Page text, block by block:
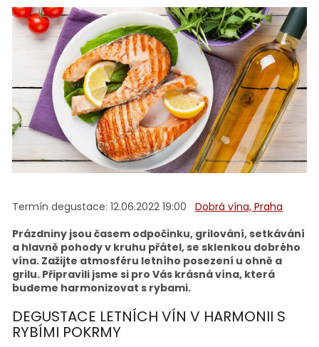
Termín degustace: 12.06.2022 19:00 Dobrá vína, Praha
Prázdniny jsou časem odpočinku, grilování, setkávání
a hlavně pohody v kruhu přátel, se sklenkou dobrého
vína. Zažijte atmosféru letního posezení u ohně a
grilu. Připravili jsme si pro Vás krásná vína, která
budeme harmonizovat s rybami.
DEGUSTACE LETNÍCH VÍN V HARMONII S
RYBÍMI POKRMY